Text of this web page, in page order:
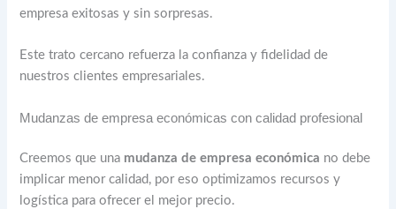
empresa exitosas y sin sorpresas.
Este trato cercano refuerza la confianza y fidelidad de
nuestros clientes empresariales.
Mudanzas de empresa económicas con calidad profesional
Creemos que una mudanza de empresa económica no debe
implicar menor calidad, por eso optimizamos recursos y
logística para ofrecer el mejor precio.